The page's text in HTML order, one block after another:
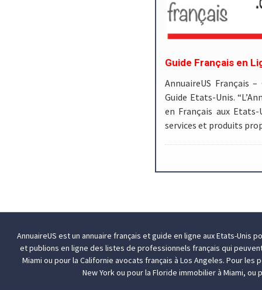
Guide Français en
AnnuaireUS Français
Guide Etats-Unis.
en Français aux
services et produits
AnnuaireUS est un annuaire français et guide en ligne aux Etats-Unis
et publions en ligne des listes de professionnels français qui
Miami ou pour la Californieavocats français à Los Angeles. Pour les
New Yorkou pour la Florideimmobilier à Miami, ou